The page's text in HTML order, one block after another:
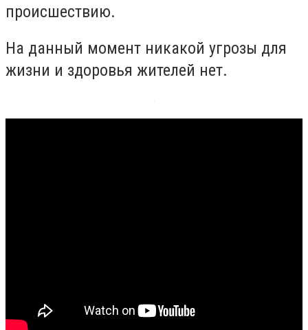
происшествию.
На данный момент никакой угрозы для
жизни и здоровья жителей нет.